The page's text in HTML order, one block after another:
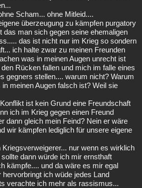
Scham... ohne Mitleid....
überzeugung zu kämpfen purgatory
das man sich gegen seine ehemaligen
das ist nicht nur im Krieg so sondern
ich halte zwar zu meinen Freunden
was in meinen Augen unrecht ist
Rücken fallen und mich im falle eines
gegners stellen.... warum nicht? Warum
meinen Augen falsch ist? Weil sie
ist kein Grund eine Freundschaft
ich im Krieg gegen einen Freund
dann gleich mein Feind? Nein er wäre
wir kämpfen lediglich für unsere eigene
nur wenn es wirklich
dann würde ich mir ernsthaft
kämpfe.... und da wäre es mir egal
ich wüde jedes Land
verachte ich mehr als rassismus...